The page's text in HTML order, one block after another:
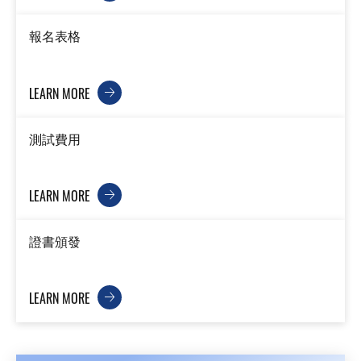
報名表格
LEARN MORE
測試費用
LEARN MORE
證書頒發
LEARN MORE